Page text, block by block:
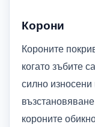
Корони
Короните
когато зъбите
силно
короните